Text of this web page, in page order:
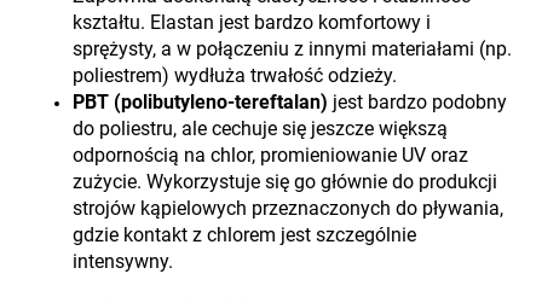
kształtu. Elastan jest bardzo komfortowy i
sprężysty, a w połączeniu z innymi materiałami (np.
poliestrem) wydłuża trwałość odzieży.
PBT (polibutyleno-tereftalan) jest bardzo podobny
do poliestru, ale cechuje się jeszcze większą
odpornością na chlor, promieniowanie UV oraz
zużycie. Wykorzystuje się go głównie do produkcji
strojów kąpielowych przeznaczonych do pływania,
gdzie kontakt z chlorem jest szczególnie
intensywny.